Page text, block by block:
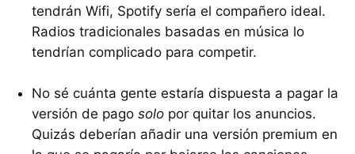
tendrán Wifi, Spotify sería el compañero ideal.
Radios tradicionales basadas en música lo
tendrían complicado para competir.
No sé cuánta gente estaría dispuesta a pagar la
versión de pago solo por quitar los anuncios.
Quizás deberían añadir una versión premium en